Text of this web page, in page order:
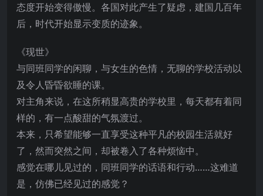
态度开始变得傲慢。各国对此产生了疑虑，建国几百年
后，时代开始显示变质的迹象。
《现世》
与同班同学的闲聊，与女生的色情，无聊的学校活动以
及令人昏昏欲睡的课。
对主角来说，在这所稍显高贵的学校里，每天都有着同
样的，有一点酸甜的气氛渡过。
本来，只希望能够一直享受这种平凡的校园生活就好
了，然而突然之间，却被卷入了各种烦恼中。
感觉在哪儿见过的，同班同学的话语和行动……这难道
是，仿佛已经见过的感觉？